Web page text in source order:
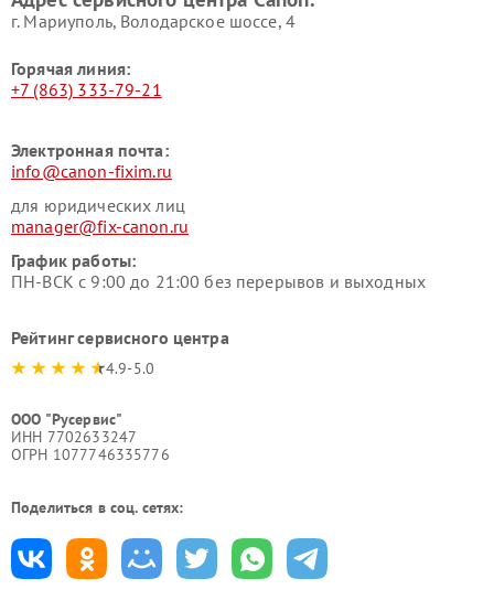
г. Мариуполь, Володарское шоссе, 4
Горячая линия:
+7 (863) 333-79-21
Электронная почта:
info@canon-fixim.ru
для юридических лиц
manager@fix-canon.ru
График работы:
ПН-ВСК с 9:00 до 21:00 без перерывов и выходных
Рейтинг сервисного центра
4.9-5.0
ООО "Русервис"
ИНН 7702633247
ОГРН 1077746335776
Поделиться в соц. сетях: